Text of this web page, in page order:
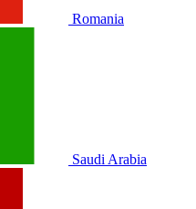
Romania
Saudi Arabia